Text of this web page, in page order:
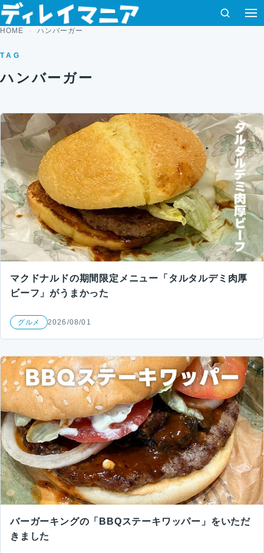
コンテンツへスキップ
検索
HOME ハンバーガー
TAG
ハンバーガー
マクドナルドの期間限定メニュー「タルタルデミ肉厚
ビーフ」がうまかった
グルメ 2026/08/01
バーガーキングの「BBQステーキワッパー」をいただ
きました